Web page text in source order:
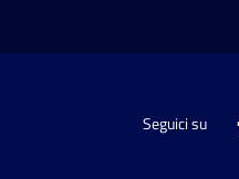
Seguici su